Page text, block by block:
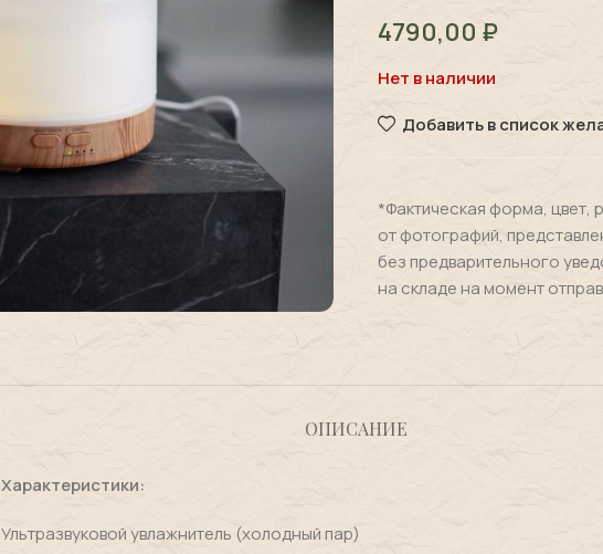
4790,00 ₽
Нет в наличии
Добавить в список
*Фактическая форма, цвет,
от фотографий,
без предварительного
на складе на момент
ОПИСАНИЕ
Характеристики:
Ультразвуковой увлажнитель (холодный пар)